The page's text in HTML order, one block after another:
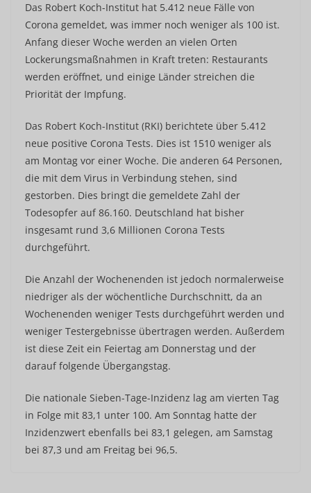
Das Robert Koch-Institut hat 5.412 neue Fälle von
Corona gemeldet, was immer noch weniger als 100 ist.
Anfang dieser Woche werden an vielen Orten
Lockerungsmaßnahmen in Kraft treten: Restaurants
werden eröffnet, und einige Länder streichen die
Priorität der Impfung.
Das Robert Koch-Institut (RKI) berichtete über 5.412
neue positive Corona Tests. Dies ist 1510 weniger als
am Montag vor einer Woche. Die anderen 64 Personen,
die mit dem Virus in Verbindung stehen, sind
gestorben. Dies bringt die gemeldete Zahl der
Todesopfer auf 86.160. Deutschland hat bisher
insgesamt rund 3,6 Millionen Corona Tests
durchgeführt.
Die Anzahl der Wochenenden ist jedoch normalerweise
niedriger als der wöchentliche Durchschnitt, da an
Wochenenden weniger Tests durchgeführt werden und
weniger Testergebnisse übertragen werden. Außerdem
ist diese Zeit ein Feiertag am Donnerstag und der
darauf folgende Übergangstag.
Die nationale Sieben-Tage-Inzidenz lag am vierten Tag
in Folge mit 83,1 unter 100. Am Sonntag hatte der
Inzidenzwert ebenfalls bei 83,1 gelegen, am Samstag
bei 87,3 und am Freitag bei 96,5.